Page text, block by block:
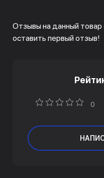
Отзывы на данный
оставить первый отзыв!
0